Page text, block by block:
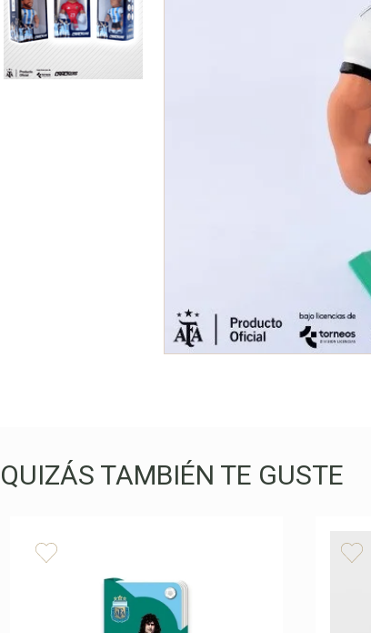
QUIZÁS TAMBIÉN TE GUSTE